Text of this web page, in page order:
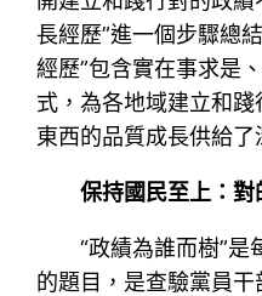
長經歷”進一個步驟總
經歷”包含實在事求是
式，為各地域建立和
東西的品質成長供給了
保持國民至上：
“政績為誰而樹”
的題目，是查驗黨員